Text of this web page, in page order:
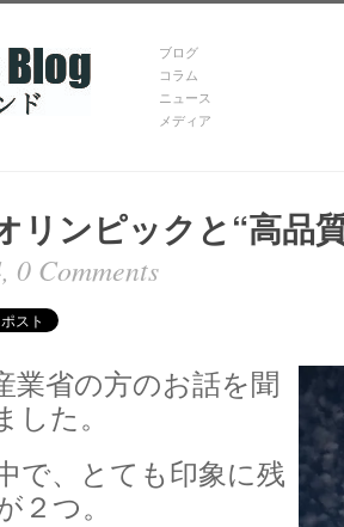
ブログ
コラム
ニュース
メディア
リンピックと“高品
0 Comments
業省の方のお話を聞
した。
で、とても印象に残
２つ。